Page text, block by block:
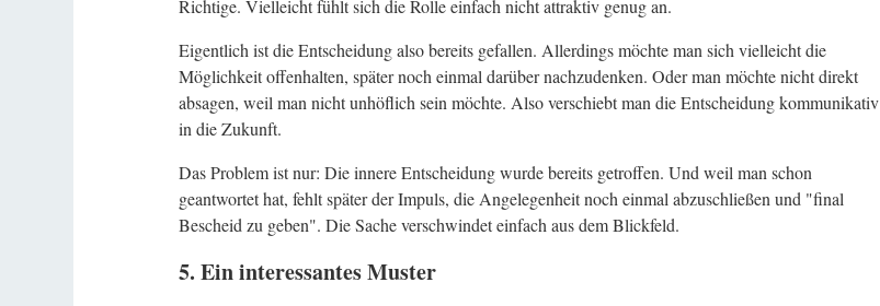
Richtige. Vielleicht fühlt sich die Rolle einfach nicht attraktiv genug an.
Eigentlich ist die Entscheidung also bereits gefallen. Allerdings möchte man sich vielleicht die
Möglichkeit offenhalten, später noch einmal darüber nachzudenken. Oder man möchte nicht direkt
absagen, weil man nicht unhöflich sein möchte. Also verschiebt man die Entscheidung kommunikativ
in die Zukunft.
Das Problem ist nur: Die innere Entscheidung wurde bereits getroffen. Und weil man schon
geantwortet hat, fehlt später der Impuls, die Angelegenheit noch einmal abzuschließen und "final
Bescheid zu geben". Die Sache verschwindet einfach aus dem Blickfeld.
5. Ein interessantes Muster